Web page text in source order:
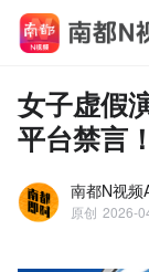
女子虚假
平台禁言
南都N视频
原创 2026-